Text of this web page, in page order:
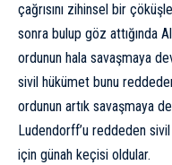
çağrısını zihinsel bir
sonra bulup göz attığında
ordunun hala savaşmaya
sivil hükümet bunu
ordunun artık savaşmaya
Ludendorff’u reddeden
için günah keçisi oldular.